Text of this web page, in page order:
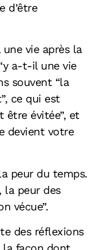
d’être
vie après la
a-t-il une vie
souvent “la
ce qui est
être évitée”, et
devient votre
peur du temps.
la peur des
vécue”.
des réflexions